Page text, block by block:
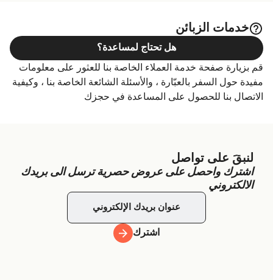
خدمات الزبائن
قم بزيارة صفحة خدمة العملاء الخاصة بنا للعثور على معلومات
مفيدة حول السفر بالعبّارة ، والأسئلة الشائعة الخاصة بنا ، وكيفية
الاتصال بنا للحصول على المساعدة في حجزك
هل تحتاج لمساعدة؟
لنبقَ على تواصل
اشترك واحصل على عروض حصرية ترسل الى بريدك
الالكتروني
اشترك